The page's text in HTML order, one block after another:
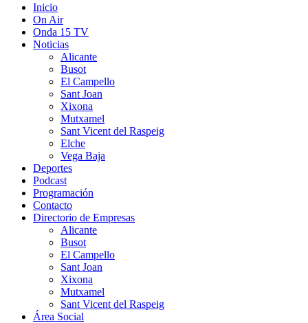
Inicio
On Air
Onda 15 TV
Noticias
Alicante
Busot
El Campello
Sant Joan
Xixona
Mutxamel
Sant Vicent del Raspeig
Elche
Vega Baja
Deportes
Podcast
Programación
Contacto
Directorio de Empresas
Alicante
Busot
El Campello
Sant Joan
Xixona
Mutxamel
Sant Vicent del Raspeig
Área Social